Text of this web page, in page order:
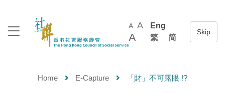
A A
A
Eng
繁
简
Home E-Capture 「財」不可露眼 !?